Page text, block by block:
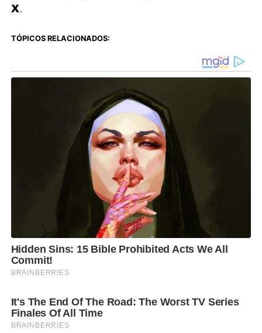
X.
TÓPICOS RELACIONADOS: